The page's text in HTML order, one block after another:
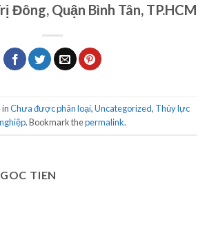
Đông, Quận Bình Tân, TP.HCM
Chưa được phân loại,Uncategorized, Thủy lực
. Bookmark thepermalink.
TIEN